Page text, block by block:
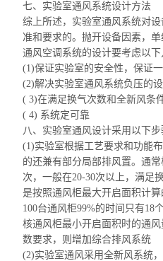
七、 实验室通风系统设计方法
综上所述，实验室通风系统对
准和要求的。抛开设备因素，
通风空调系统的设计要考虑以
(1)保证实验室的安全性，保证
(2)解决实验室通风系统负压的
( 3)在满足换气次数和全新风条
( 4) 系统定可靠
八、 实验室通风设计采用以下
(1)实验室根据工艺要求和功能
的还兼有部分局部排风置。通
次，一般在20-30次以上，满足
是按照通风柜最大开启面积计
100台通风柜99%的时间只有18
核通风柜最小开启面积时的通
数要求，则增加综合排风系统
(2)实验室通风采用全新风系统